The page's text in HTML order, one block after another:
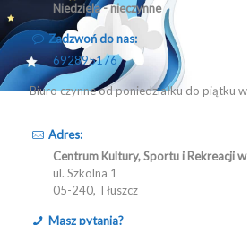
Niedziela - nieczynne
Zadzwoń do nas:
692895176
Biuro czynne od poniedziałku do piątku
Adres:
Centrum Kultury, Sportu i Rekreacji w
ul. Szkolna 1
05-240, Tłuszcz
Masz pytania?